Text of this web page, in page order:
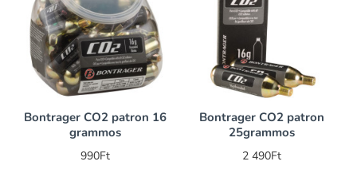
Bontrager CO2 patron 16
grammos
990Ft
Bontrager CO2 patron
25grammos
2 490Ft